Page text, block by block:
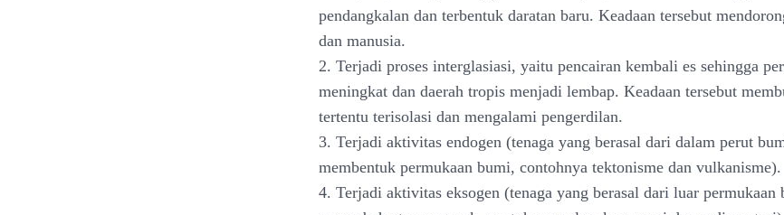
pendangkalan dan terbentuk daratan baru. Keadaan tersebut
dan manusia.
2. Terjadi proses interglasiasi, yaitu pencairan kembali es sehingga
meningkat dan daerah tropis menjadi lembap. Keadaan tersebut
tertentu terisolasi dan mengalami pengerdilan.
3. Terjadi aktivitas endogen (tenaga yang berasal dari dalam perut
membentuk permukaan bumi, contohnya tektonisme dan vulkanisme).
4. Terjadi aktivitas eksogen (tenaga yang berasal dari luar permukaan